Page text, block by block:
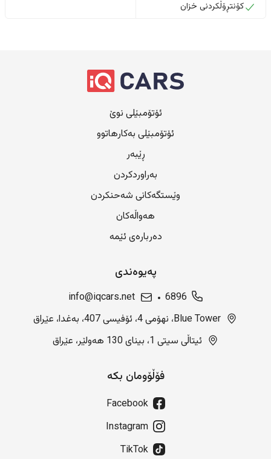
کۆنتڕۆڵکردنی خزان
ئۆتۆمبێلی نوێ
ئۆتۆمبێلی بەکارهاتوو
ڕێبەر
بەراوردکردن
وێستگەکانی شەحنکردن
هەواڵەکان
دەربارەی ئێمە
پەیوەندی
6896
info@iqcars.net
Blue Tower، نهۆمی 4، ئۆفیسی 407، بەغدا، عێراق
ئیتاڵی سیتی 1، بینای 130 هەولێر، عێراق
فۆڵۆومان بکە
Facebook
Instagram
TikTok